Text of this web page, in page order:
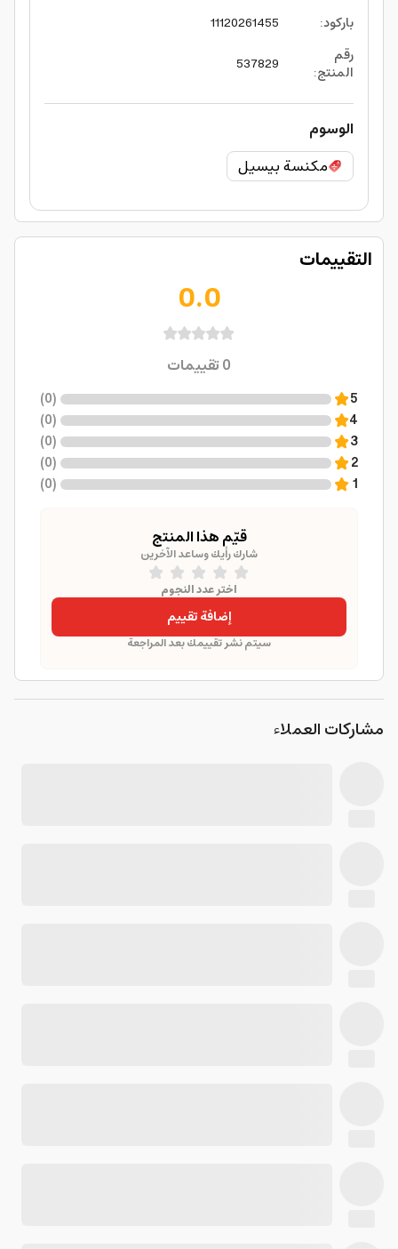
باركود:
11120261455
رقم
المنتج:
537829
الوسوم
مكنسة بيسيل
التقييمات
0.0
0تقييمات
5
(
0
)
4
(
0
)
3
(
0
)
2
(
0
)
1
(
0
)
قيّم هذا المنتج
شارك رأيك وساعد الآخرين
اختر عدد النجوم
إضافة تقييم
سيتم نشر تقييمك بعد المراجعة
مشاركات العملاء